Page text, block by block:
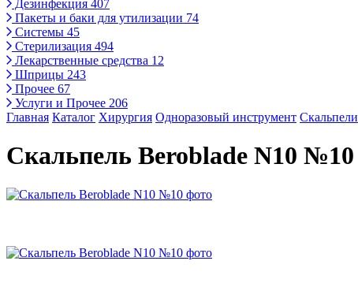
Дезинфекция 407
Пакеты и баки для утилизации 74
Системы 45
Стерилизация 494
Лекарственные средства 12
Шприцы 243
Прочее 67
Услуги и Прочее 206
Главная Каталог Хирургия Одноразовый инструмент Скальпели
Скальпель Beroblade N10 №10